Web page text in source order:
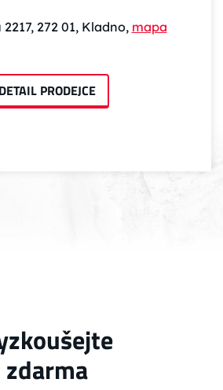
272 01, Kladno, mapa
DETAIL PRODEJCE
zdarma